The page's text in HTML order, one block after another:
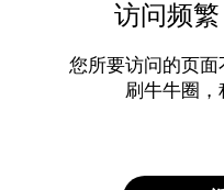
访问频
您所要访问的页
刷牛牛圈，